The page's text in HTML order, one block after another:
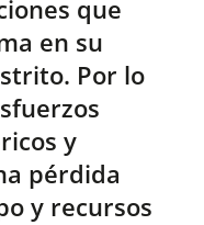
que
en su
Por lo
y
pérdida
y recursos